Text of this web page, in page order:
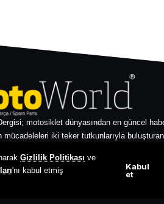
Gizlilik Politikası ve
'nı kabul etmiş
Kabul
et
motosiklet dünyasından en güncel
mücadeleleri iki teker tutkunlarıyla
arşivimizle motosiklet kültürünü sadece
adım önde çıkın!